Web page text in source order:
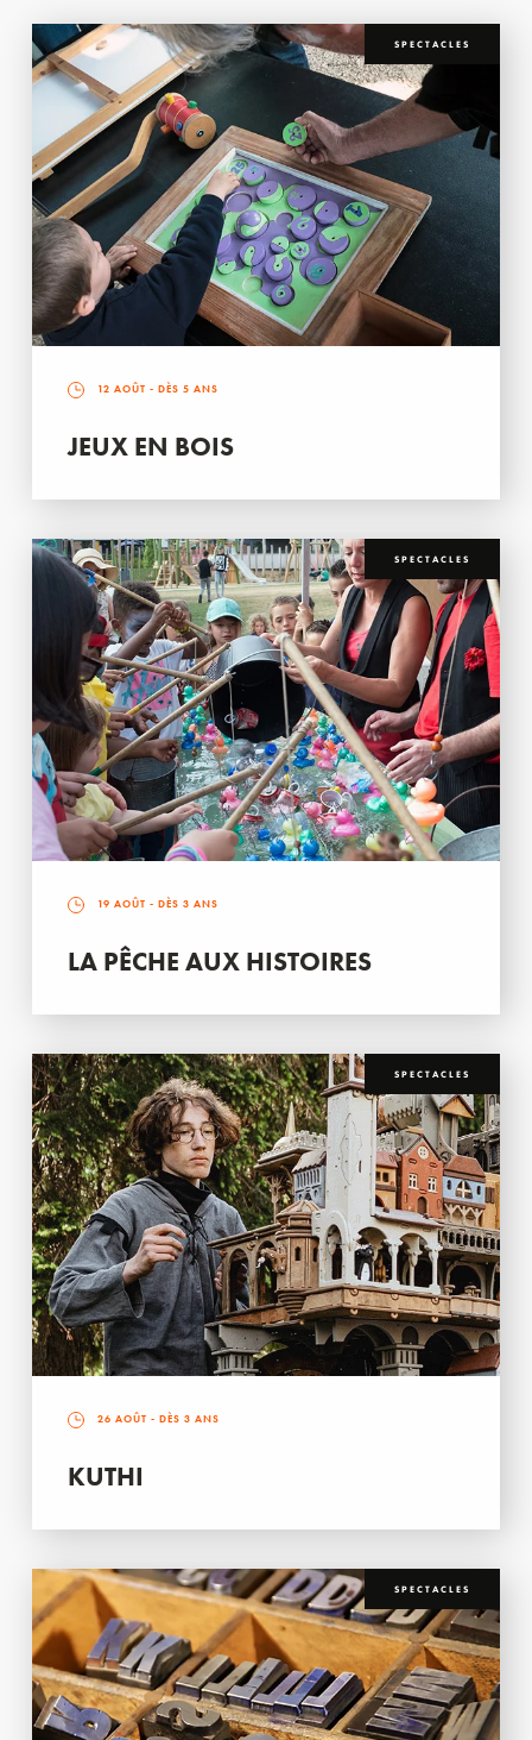
SPECTACLES
12 AOÛT - DÈS 5 ANS
JEUX EN BOIS
SPECTACLES
19 AOÛT - DÈS 3 ANS
LA PÊCHE AUX HISTOIRES
SPECTACLES
26 AOÛT - DÈS 3 ANS
KUTHI
SPECTACLES